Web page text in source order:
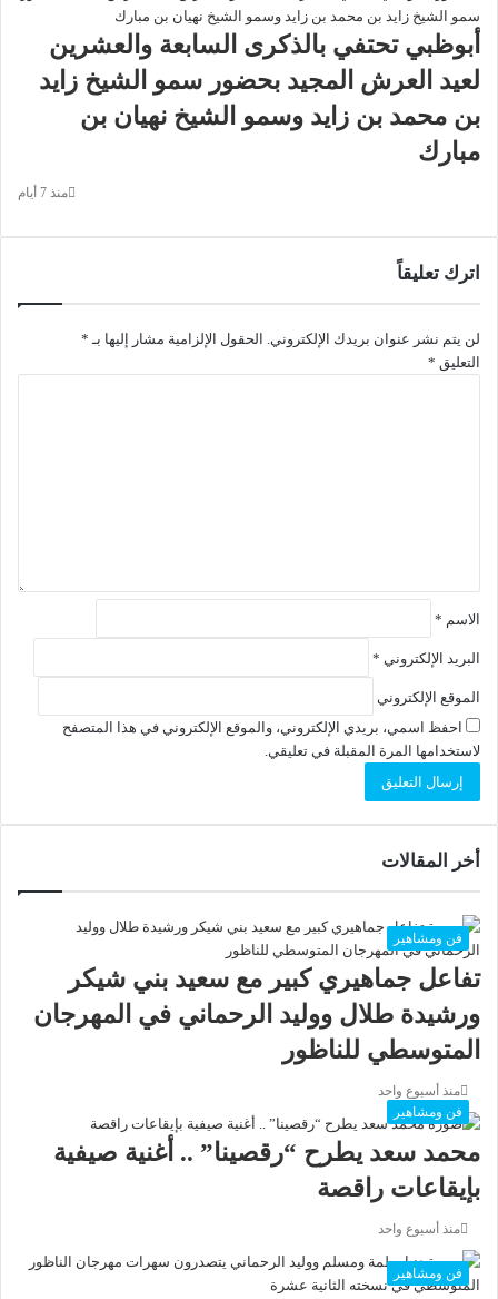
أبوظبي تحتفي بالذكرى السابعة والعشرين
لعيد العرش المجيد بحضور سمو الشيخ زايد
بن محمد بن زايد وسمو الشيخ نهيان بن
مبارك
منذ 7 أيام
اترك تعليقاً
لن يتم نشر عنوان بريدك الإلكتروني. الحقول الإلزامية مشار إليها بـ *
التعليق *
الاسم *
البريد الإلكتروني *
الموقع الإلكتروني
احفظ اسمي، بريدي الإلكتروني، والموقع الإلكتروني في هذا المتصفح
لاستخدامها المرة المقبلة في تعليقي.
أخر المقالات
فن ومشاهير
تفاعل جماهيري كبير مع سعيد بني شيكر
ورشيدة طلال ووليد الرحماني في المهرجان
المتوسطي للناظور
منذ أسبوع واحد
فن ومشاهير
محمد سعد يطرح “رقصينا” .. أغنية صيفية
بإيقاعات راقصة
منذ أسبوع واحد
فن ومشاهير